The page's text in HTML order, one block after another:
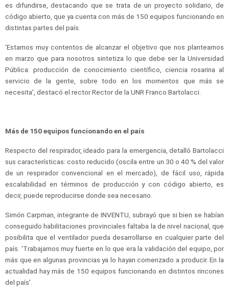
es difundirse, destacando que se trata de un proyecto solidario, de
código abierto, que ya cuenta con más de 150 equipos funcionando en
distintas partes del país.
‘Estamos muy contentos de alcanzar el objetivo que nos planteamos
en marzo que para nosotros sintetiza lo que debe ser la Universidad
Pública: producción de conocimiento científico, ciencia rosarina al
servicio de la gente, sobre todo en los momentos que más se
necesita’, destacó el rector Rector de la UNR Franco Bartolacci.
Más de 150 equipos funcionando en el país
Respecto del respirador, ideado para la emergencia, detalló Bartolacci
sus características: costo reducido (oscila entre un 30 o 40 % del valor
de un respirador convencional en el mercado), de fácil uso, rápida
escalabilidad en términos de producción y con código abierto, es
decir, puede reproducirse donde sea necesario.
Simón Carpman, integrante de INVENTU, subrayó que si bien se habían
conseguido habilitaciones provinciales faltaba la de nivel nacional, que
posibilita que el ventilador pueda desarrollarse en cualquier parte del
país. ‘Trabajamos muy fuerte en lo que era la validación del equipo, por
más que en algunas provincias ya lo hayan comenzado a producir. En la
actualidad hay más de 150 equipos funcionando en distintos rincones
del país’.